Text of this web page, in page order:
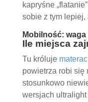
kapryśne
sobie z tym
Mobilność:
Ile miejsca
Tu króluje
powietrza robi się
stosunkowo
wersjach